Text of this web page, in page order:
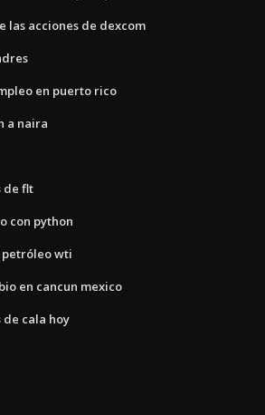
las acciones de dexcom
en puerto rico
a naira
de flt
con python
wti
en cancun mexico
de cala hoy